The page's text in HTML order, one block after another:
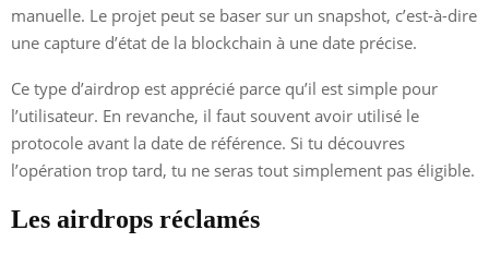
manuelle. Le projet peut se baser sur un snapshot, c’est-à-dire
une capture d’état de la blockchain à une date précise.
Ce type d’airdrop est apprécié parce qu’il est simple pour
l’utilisateur. En revanche, il faut souvent avoir utilisé le
protocole avant la date de référence. Si tu découvres
l’opération trop tard, tu ne seras tout simplement pas éligible.
Les airdrops réclamés